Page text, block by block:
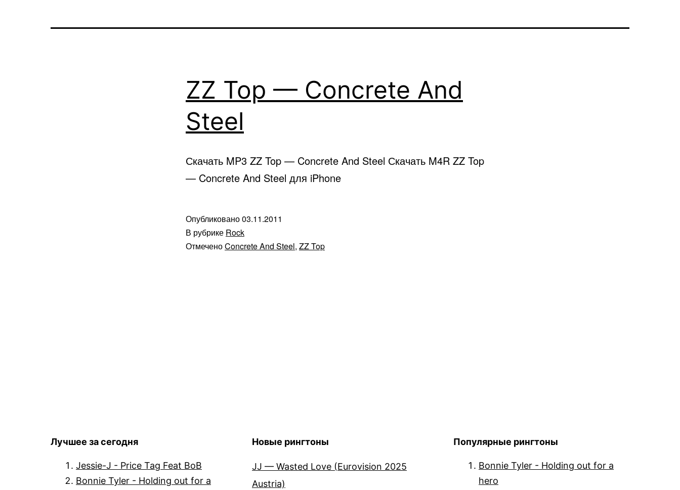
ZZ Top — Concrete And
Steel
Скачать MP3 ZZ Top — Concrete And Steel Скачать M4R ZZ Top
— Concrete And Steel для iPhone
Опубликовано03.11.2011
В рубрике Rock
ОтмеченоConcrete And Steel, ZZ Top
Лучшее за сегодня
Jessie-J - Price Tag Feat BoB
Bonnie Tyler - Holding out for a
Новые рингтоны
JJ — Wasted Love (Eurovision 2025
Austria)
Популярные рингтоны
Bonnie Tyler - Holding out for a
hero